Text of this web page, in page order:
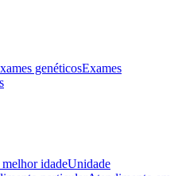
genéticosExames
idadeUnidade